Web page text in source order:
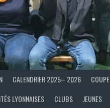
CALENDRIER 2025– 2026
LYONNAISES CLUBS JEUNES